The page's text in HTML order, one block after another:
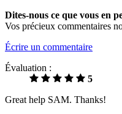
Dites-nous ce que vous en
Vos précieux commentaires
Écrire un commentaire
Évaluation :
5
Great help SAM. Thanks!